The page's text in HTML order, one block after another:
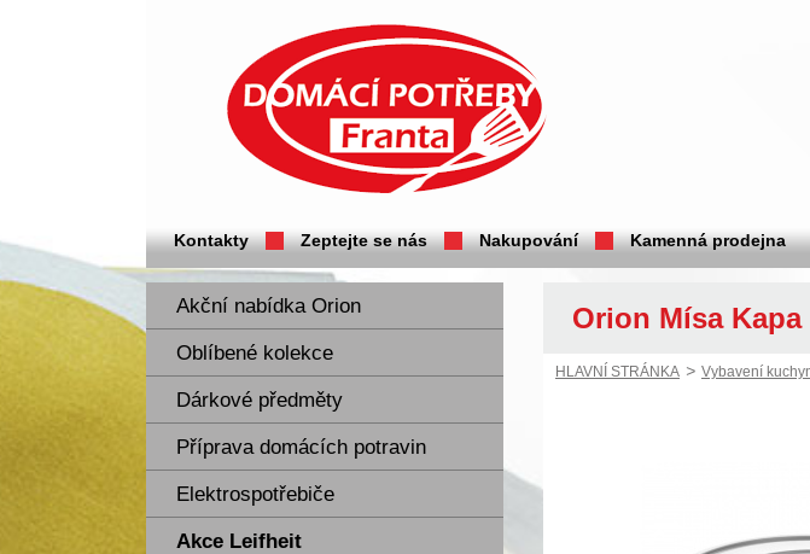
Kontakty Zeptejte se nás Nakupování Kamenná prodejna
Akční nabídka Orion
Oblíbené kolekce
Dárkové předměty
Příprava domácích potravin
Elektrospotřebiče
Akce Leifheit
Orion Mísa
HLAVNÍ STRÁNKA > Vybavení